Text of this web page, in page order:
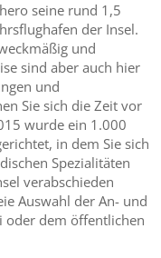
seine rund 1,5
der Insel.
und
sind aber auch hier
und
Sie sich die Zeit vor
wurde ein 1.000
in dem Sie sich
Spezialitäten
verabschieden
Auswahl der An- und
oder dem öffentlichen